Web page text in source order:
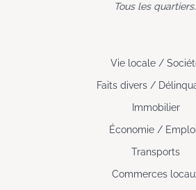
Tous les
Vie locale /
Faits divers /
Immobilier
Économie /
Transports
Commerces